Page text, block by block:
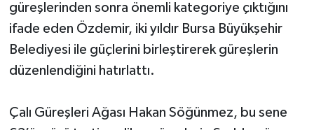
güreşlerinden sonra önemli kategoriye çıktığını
ifade eden Özdemir, iki yıldır Bursa Büyükşehir
Belediyesi ile güçlerini birleştirerek güreşlerin
düzenlendiğini hatırlattı.
Çalı Güreşleri Ağası Hakan Söğünmez, bu sene